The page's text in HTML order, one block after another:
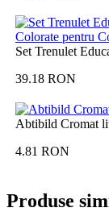
Set Trenulet
39.18 RON
Abtibild Cromat
4.81 RON
Produse